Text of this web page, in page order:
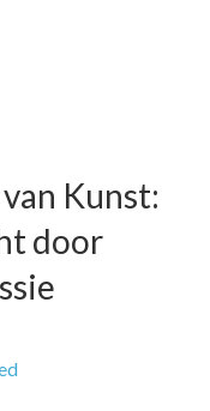
Kunst:
door